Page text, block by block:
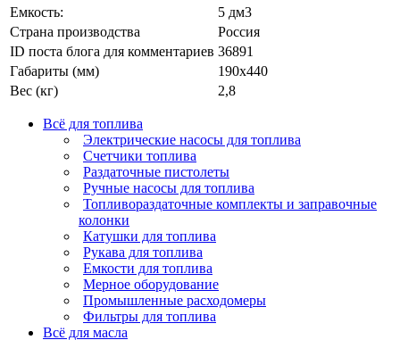
Емкость:
5 дм3
Страна производства
Россия
ID поста блога для комментариев 36891
Габариты (мм)
190х440
Вес (кг)
2,8
Всё для топлива
Электрические насосы для топлива
Счетчики топлива
Раздаточные пистолеты
Ручные насосы для топлива
Топливораздаточные комплекты и заправочные
колонки
Катушки для топлива
Рукава для топлива
Емкости для топлива
Мерное оборудование
Промышленные расходомеры
Фильтры для топлива
Всё для масла